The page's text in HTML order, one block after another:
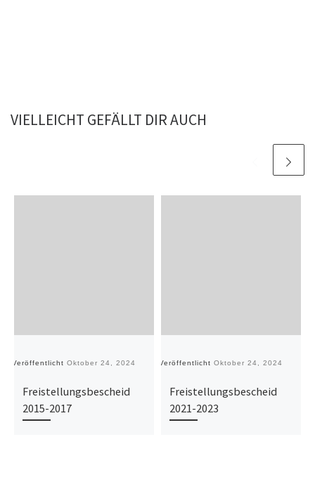
VIELLEICHT GEFÄLLT DIR AUCH
Veröffentlicht Oktober 24, 2024
Freistellungsbescheid
2015-2017
Veröffentlicht Oktober 24, 2024
Freistellungsbescheid
2021-2023